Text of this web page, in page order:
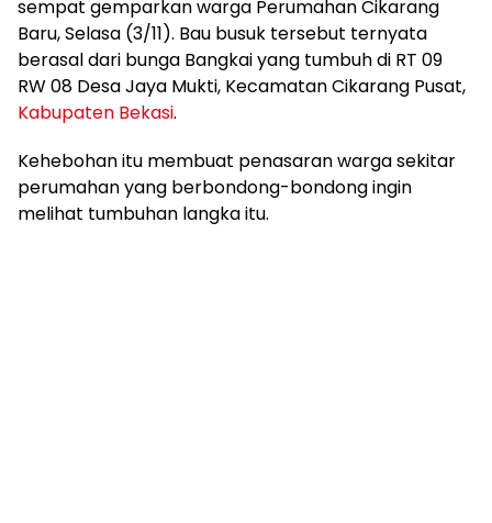
sempat gemparkan warga Perumahan Cikarang
Baru, Selasa (3/11). Bau busuk tersebut ternyata
berasal dari bunga Bangkai yang tumbuh di RT 09
RW 08 Desa Jaya Mukti, Kecamatan Cikarang Pusat,
Kabupaten Bekasi.
Kehebohan itu membuat penasaran warga sekitar
perumahan yang berbondong-bondong ingin
melihat tumbuhan langka itu.